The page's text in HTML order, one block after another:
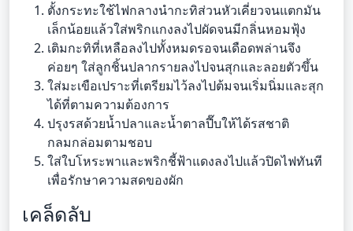
ตั้งกระทะใช้ไฟกลางนำกะทิส่วนหัวเคี่ยวจนแตกมัน
เล็กน้อยแล้วใส่พริกแกงลงไปผัดจนมีกลิ่นหอมฟุ้ง
เติมกะทิที่เหลือลงไปทั้งหมดรอจนเดือดพล่านจึง
ค่อยๆ ใส่ลูกชิ้นปลากรายลงไปจนสุกและลอยตัวขึ้น
ใส่มะเขือเปราะที่เตรียมไว้ลงไปต้มจนเริ่มนิ่มและสุก
ได้ที่ตามความต้องการ
ปรุงรสด้วยน้ำปลาและน้ำตาลปี๊บให้ได้รสชาติ
กลมกล่อมตามชอบ
ใส่ใบโหระพาและพริกชี้ฟ้าแดงลงไปแล้วปิดไฟทันที
เพื่อรักษาความสดของผัก
เคล็ดลับ